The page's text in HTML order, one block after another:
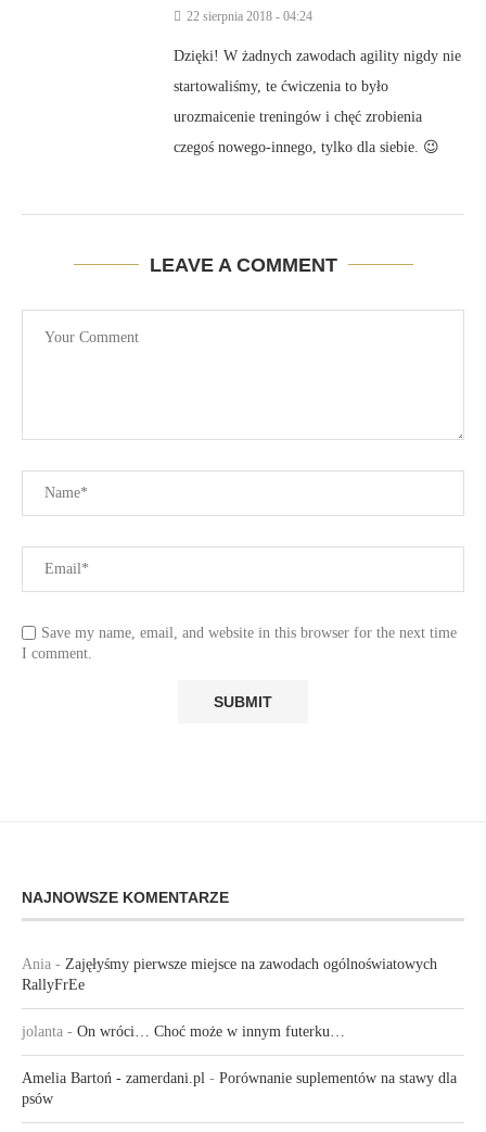
22 sierpnia 2018 - 04:24
Dzięki! W żadnych zawodach agility nigdy nie
startowaliśmy, te ćwiczenia to było
urozmaicenie treningów i chęć zrobienia
czegoś nowego-innego, tylko dla siebie. 😉
LEAVE A COMMENT
Save my name, email, and website in this browser for the next time
I comment.
NAJNOWSZE KOMENTARZE
Ania - Zajęłyśmy pierwsze miejsce na zawodach ogólnoświatowych
RallyFrEe
jolanta - On wróci… Choć może w innym futerku…
Amelia Bartoń - zamerdani.pl - Porównanie suplementów na stawy dla
psów